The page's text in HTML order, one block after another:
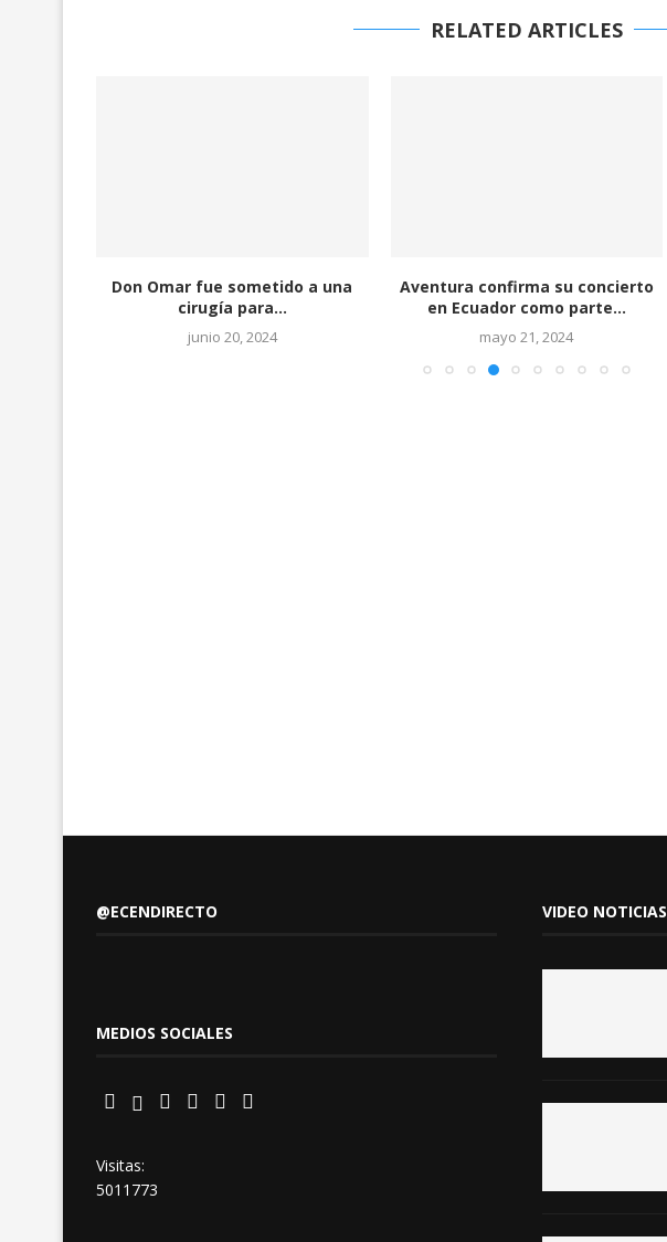
RELATED ARTICLES
Don Omar fue sometido a una
cirugía para...
junio 20, 2024
Aventura confirma su concierto
en Ecuador como parte...
mayo 21, 2024
@ECENDIRECTO
MEDIOS SOCIALES
Visitas:
5011773
VIDEO NOTICIAS